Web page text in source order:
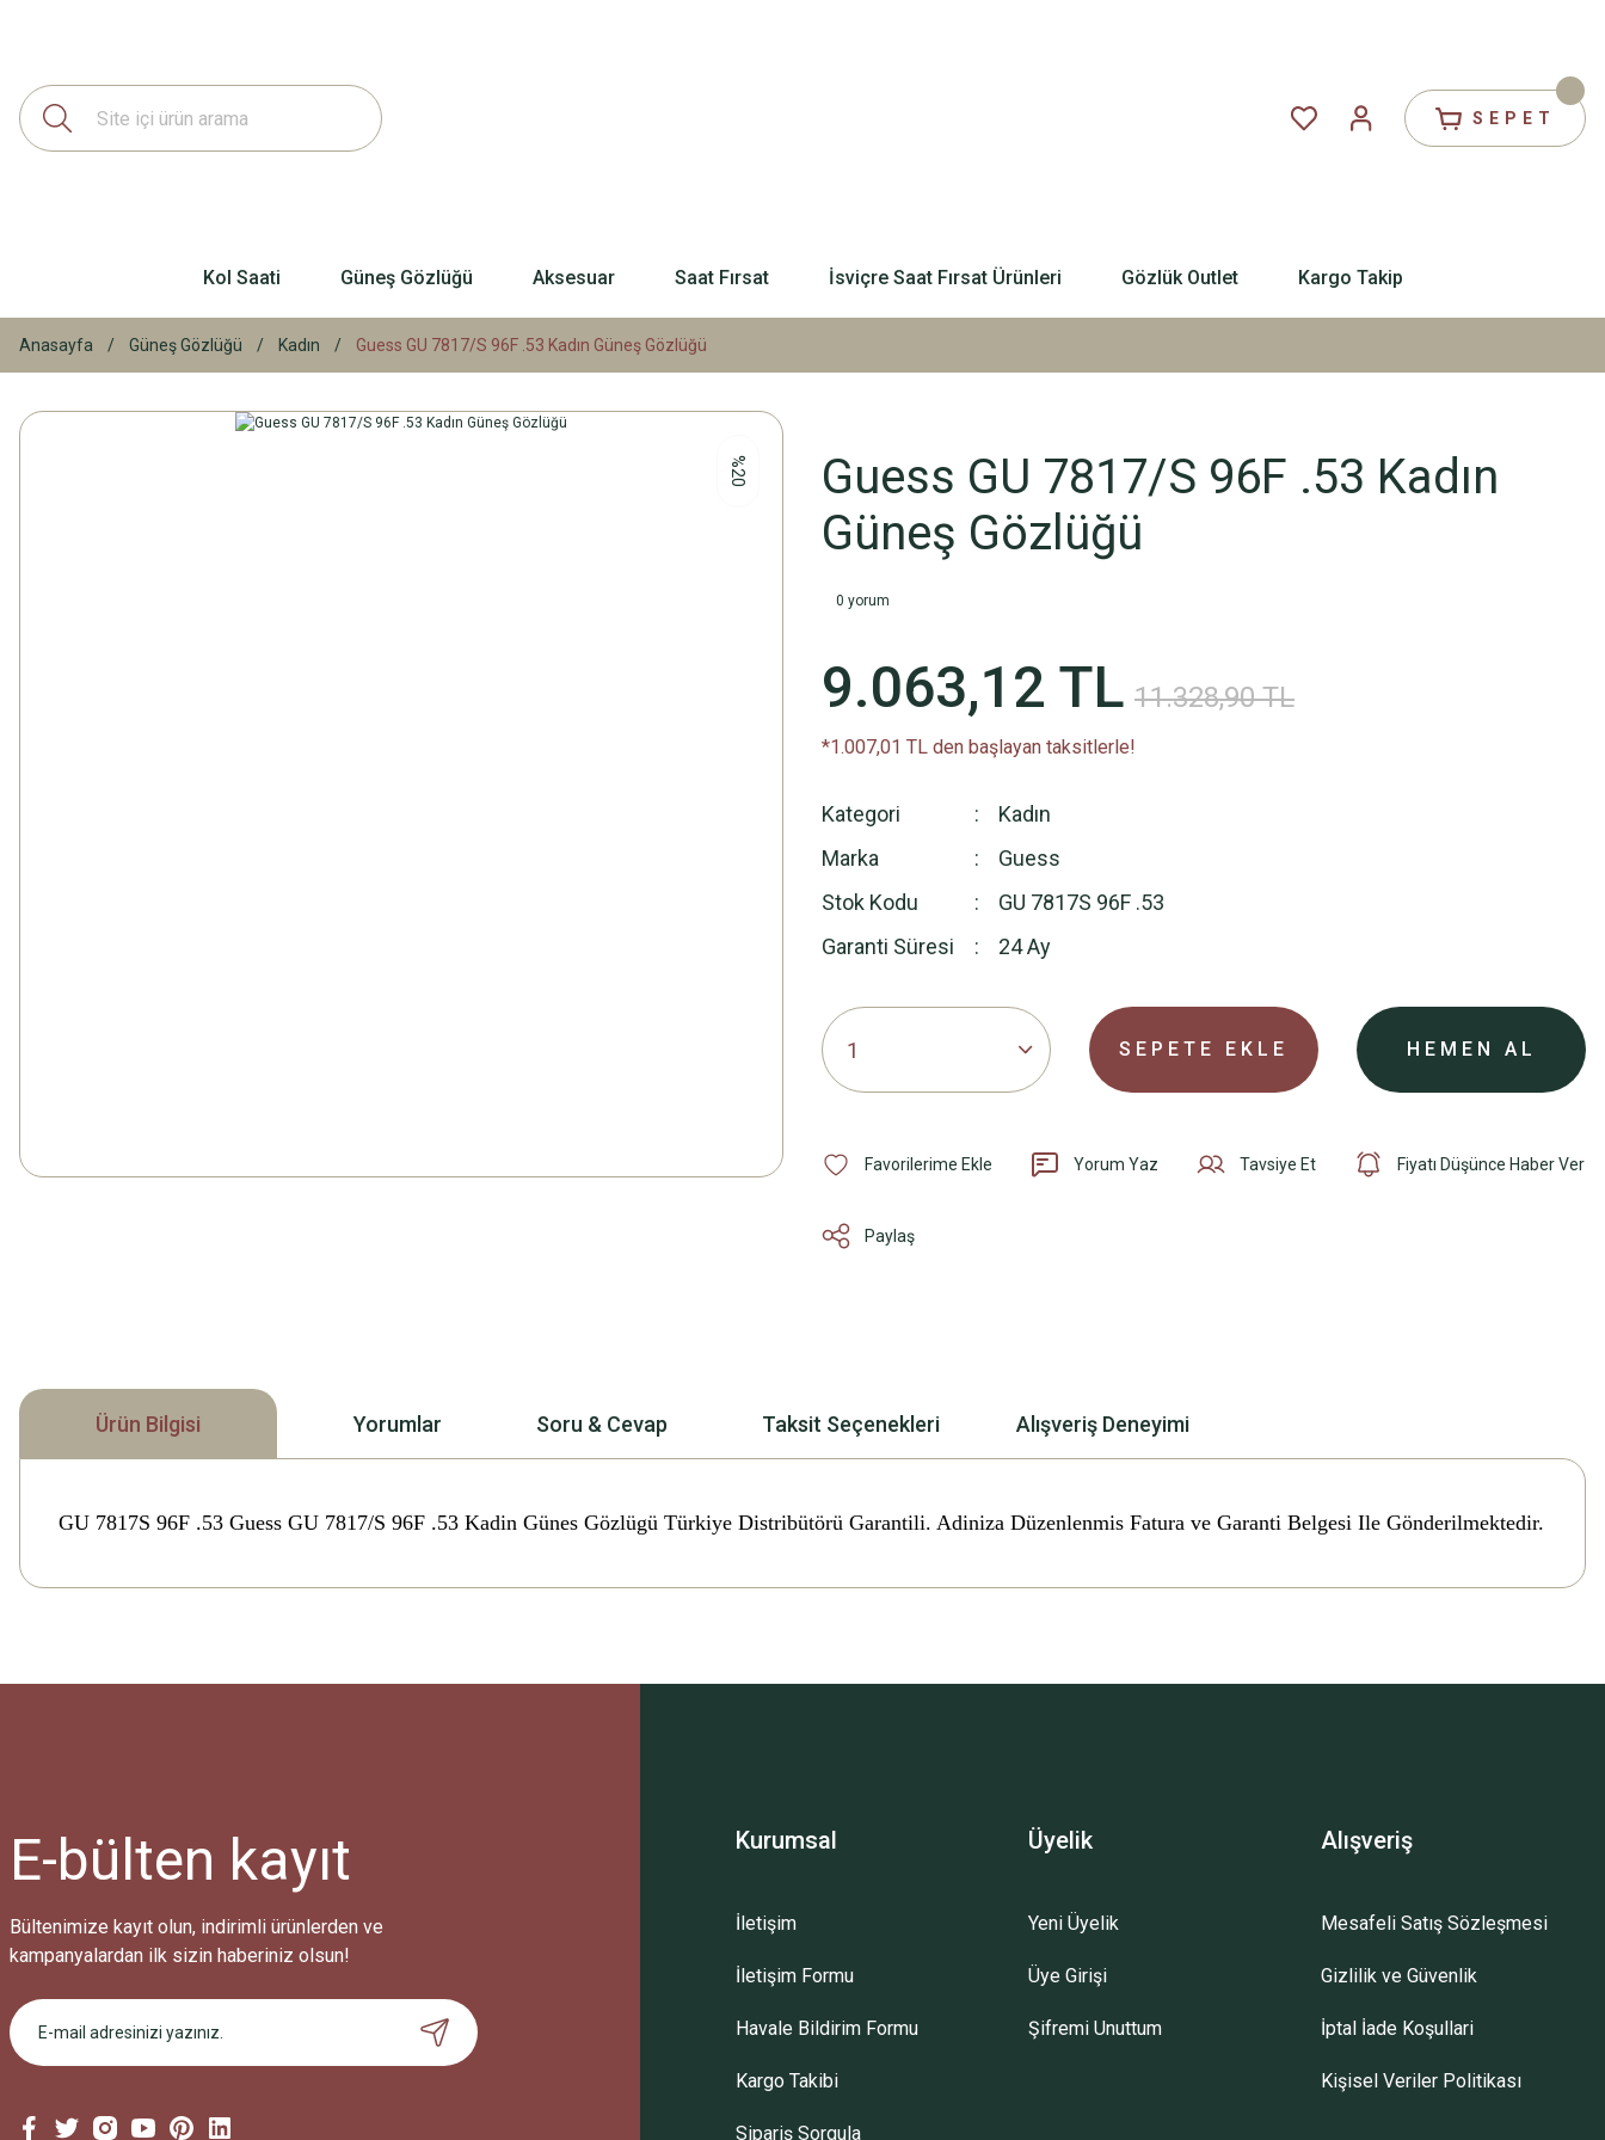
SEPET
Kol Saati Güneş Gözlüğü Aksesuar Saat Fırsat İsviçre Saat Fırsat Ürünleri Gözlük Outlet Kargo Takip
Anasayfa Güneş Gözlüğü Kadın Guess GU 7817/S 96F .53 Kadın Güneş Gözlüğü
%20
Guess GU 7817/S 96F .53 Kadın
Güneş Gözlüğü
0 yorum
9.063,12 TL 11.328,90 TL
*1.007,01 TL den başlayan taksitlerle!
Kategori
Kadın
Marka
Guess
Stok Kodu
GU 7817S 96F .53
Garanti Süresi
24 Ay
SEPETE EKLE HEMEN AL
Yorum Yaz Tavsiye Et Fiyatı Düşünce Haber Ver
Paylaş
Ürün Bilgisi Yorumlar Soru & Cevap Taksit Seçenekleri Alışveriş Deneyimi
GU 7817S 96F .53 Guess GU 7817/S 96F .53 Kadin Günes Gözlügü Türkiye Distribütörü Garantili. Adiniza Düzenlenmis Fatura ve Garanti Belgesi Ile Gönderilmektedir.
Bu ürüne ilk yorumu siz yapın!
Ürün hakkında henüz soru sorulmamış.
Sitemize ilk yorumu siz yapın!
E-bülten kayıt
Bültenimize kayıt olun, indirimli ürünlerden ve
kampanyalardan ilk sizin haberiniz olsun!
Kurumsal
İletişim
İletişim Formu
Havale Bildirim Formu
Kargo Takibi
Sipariş Sorgula
Üyelik
Yeni Üyelik
Üye Girişi
Şifremi Unuttum
Alışveriş
Mesafeli Satış Sözleşmesi
Gizlilik ve Güvenlik
İptal İade Koşullari
Kişisel Veriler Politikası